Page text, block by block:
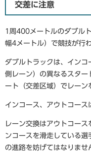
交差に注意
1周400メートルのダブル
幅4メートル）で競技が行
ダブルトラックは、イン
側レーン）の異なるスター
ート（交差区域）でレーン
インコース、アウトコース
レーン交換はアウトコー
ンコースを滑走している
の進路を妨げてはなりませ